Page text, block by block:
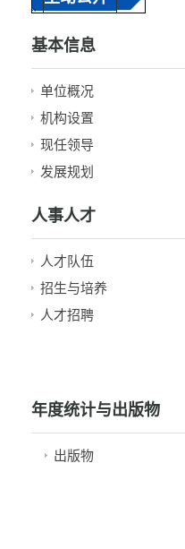
基本信息
单位概况
机构设置
现任领导
发展规划
人事人才
人才队伍
招生与培养
人才招聘
年度统计与出版物
出版物